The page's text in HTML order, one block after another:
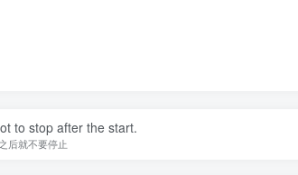
to stop after the start.
后就不要停止